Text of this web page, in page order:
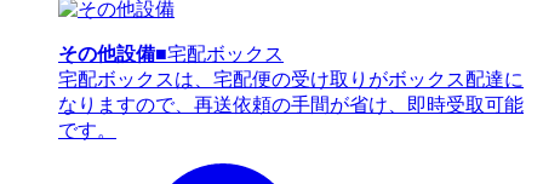
その他設備■宅配ボックス
宅配ボックスは、宅配便の受け取りがボックス配達に
なりますので、再送依頼の手間が省け、即時受取可能
です。